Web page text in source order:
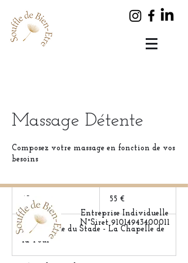
Massage Détente
Composez votre massage en fonction de vos
besoins
45 min
5
m
i
n
55
55 €
149 Avenue du Stade - La Chapelle de
la Tour
Entreprise Individuelle
N°Siret 91014943400011